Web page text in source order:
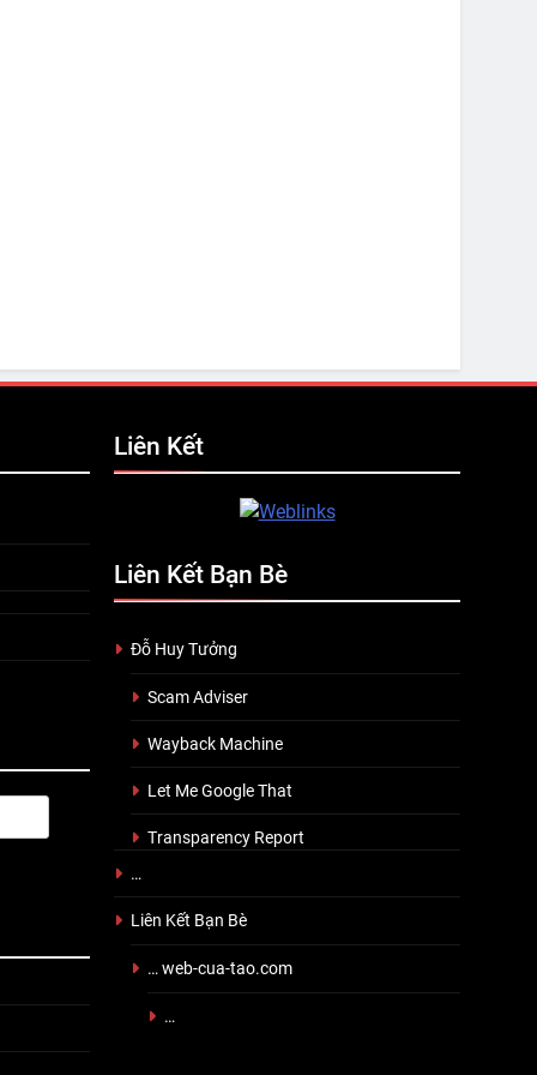
Liên Kết
Liên Kết Bạn Bè
Đỗ Huy Tưởng
Scam Adviser
Wayback Machine
Let Me Google That
Transparency Report
…
Liên Kết Bạn Bè
… web-cua-tao.com
…